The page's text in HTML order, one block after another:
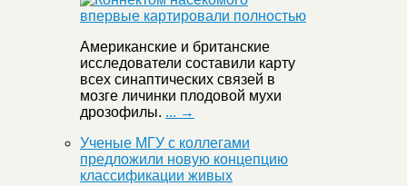
Американские и британские
исследователи составили карту
всех синаптических связей в
мозге личинки плодовой мухи
дрозофилы. ... →
Ученые МГУ с коллегами
предложили новую концепцию
классификации живых